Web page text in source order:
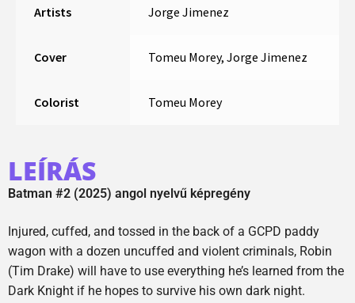
Artists Jorge Jimenez
Cover Tomeu Morey, Jorge Jimenez
Colorist Tomeu Morey
LEÍRÁS
Batman #2 (2025) angol nyelvű képregény
Injured, cuffed, and tossed in the back of a GCPD paddy
wagon with a dozen uncuffed and violent criminals, Robin
(Tim Drake) will have to use everything he’s learned from the
Dark Knight if he hopes to survive his own dark night.